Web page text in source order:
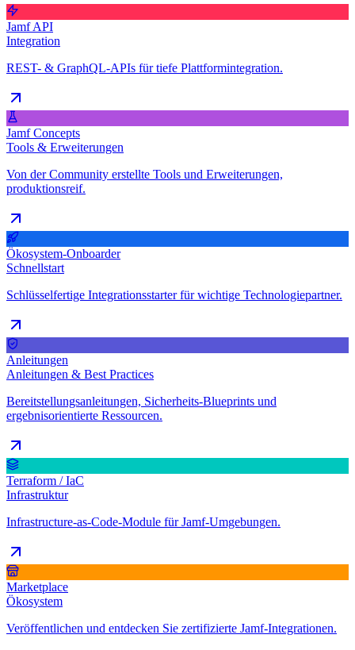
Jamf API
Integration
REST- & GraphQL-APIs für tiefe Plattformintegration.
Jamf Concepts
Tools & Erweiterungen
Von der Community erstellte Tools und Erweiterungen,
produktionsreif.
Ökosystem-Onboarder
Schnellstart
Schlüsselfertige Integrationsstarter für wichtige Technologiepartner.
Anleitungen
Anleitungen & Best Practices
Bereitstellungsanleitungen, Sicherheits-Blueprints und
ergebnisorientierte Ressourcen.
Terraform / IaC
Infrastruktur
Infrastructure-as-Code-Module für Jamf-Umgebungen.
Marketplace
Ökosystem
Veröffentlichen und entdecken Sie zertifizierte Jamf-Integrationen.